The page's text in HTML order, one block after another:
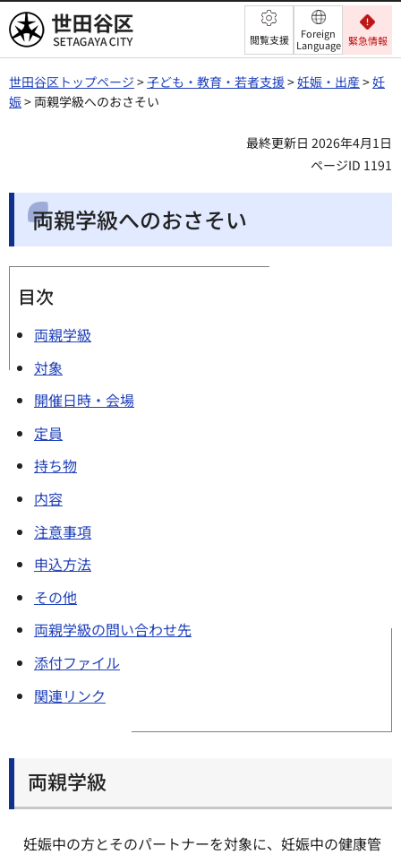
世田谷区 閲覧支援
Foreign
Language 緊急情報
世田谷区トップページ >子ども・教育・若者支援>妊娠・出産>妊
娠> 両親学級へのおさそい
最終更新日 2026年4月1日
ページID 1191
両親学級へのおさそい
目次
両親学級
対象
開催日時・会場
定員
持ち物
内容
注意事項
申込方法
その他
両親学級の問い合わせ先
添付ファイル
関連リンク
両親学級
妊娠中の方とそのパートナーを対象に、妊娠中の健康管